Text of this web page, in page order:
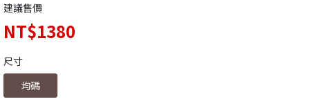
建議售價
NT$1380
尺寸
均碼